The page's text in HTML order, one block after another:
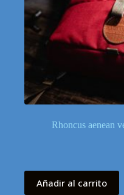
Rhoncus aenean
Añadir al carrito